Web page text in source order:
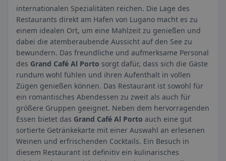
internationalen Spezialitäten reichen. Die Lage des
Restaurants direkt am Hafen von Lugano macht es zu
einem idealen Ort, um eine Mahlzeit zu genießen und
dabei die atemberaubende Aussicht auf den See zu
bewundern. Das freundliche und aufmerksame Personal
des Grand Café Al Porto sorgt dafür, dass sich die Gäste
rundum wohl fühlen und ihren Aufenthalt in vollen
Zügen genießen können. Das Restaurant ist sowohl für
ein romantisches Abendessen zu zweit als auch für
größere Gruppen geeignet. Neben dem hervorragenden
Essen bietet das Grand Café Al Porto auch eine gut
sortierte Getränkekarte mit einer Auswahl an erlesenen
Weinen und erfrischenden Cocktails. Ein Besuch in
diesem Restaurant ist definitiv ein kulinarisches